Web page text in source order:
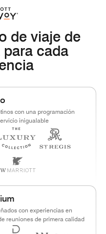
de viaje de
cada
con una programación
inigualable
con experiencias en
reuniones de primera calidad